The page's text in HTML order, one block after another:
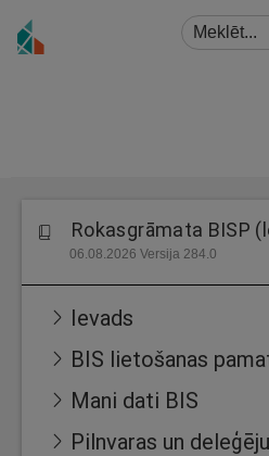
Rokasgrāmata BISP
06.08.2026 Versija 284.0
Ievads
BIS lietošanas
Mani dati BIS
Pilnvaras un